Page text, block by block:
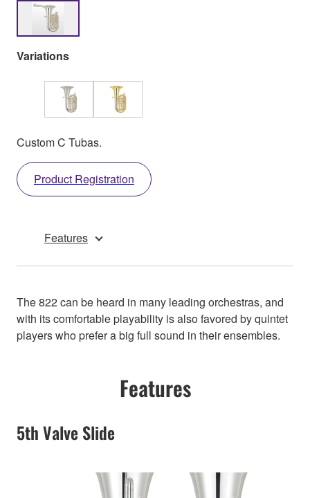
Variations
Custom C Tubas.
Product Registration
Features
The 822 can be heard in many leading orchestras, and
with its comfortable playability is also favored by quintet
players who prefer a big full sound in their ensembles.
Features
5th Valve Slide